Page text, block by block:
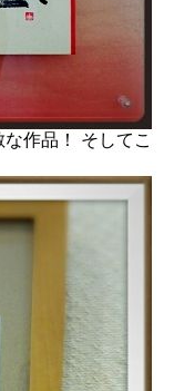
作品！ そしてこ